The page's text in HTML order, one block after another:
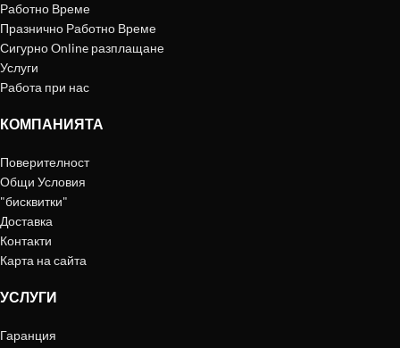
Работно Време
Празнично Работно Време
Сигурно Online разплащане
Услуги
Работа при нас
КОМПАНИЯТА
Поверителност
Общи Условия
"бисквитки"
Доставка
Контакти
Карта на сайта
УСЛУГИ
Гаранция